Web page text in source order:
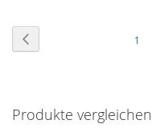
1
Produkte vergleichen